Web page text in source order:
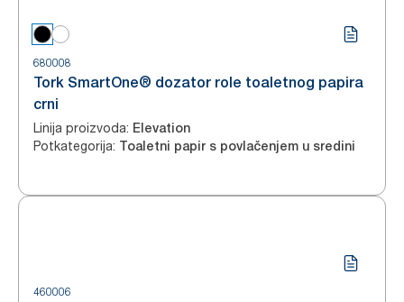
680008
Tork SmartOne® dozator role toaletnog papira
crni
Linija proizvoda: Elevation
Potkategorija: Toaletni papir s povlačenjem u sredini
460006